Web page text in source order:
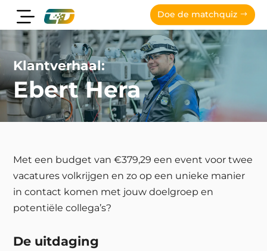
Doe de matchquiz
Klantverhaal:
Ebert Hera
Met een budget van €379,29 een event voor twee
vacatures volkrijgen en zo op een unieke manier
in contact komen met jouw doelgroep en
potentiële collega’s?
De uitdaging